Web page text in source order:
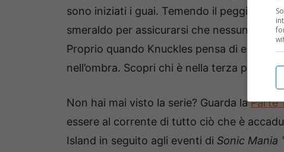
sono iniziati i guai. Temendo il peggio,
smeraldo per assicurarsi che nessuno –
Proprio quando Knuckles pensa di essere
nell’ombra. Scopri chi è nella terza
Non hai mai visto la serie? Guarda la Parte
essere al corrente di tutto ciò che è
Island in seguito agli eventi di Sonic Mania